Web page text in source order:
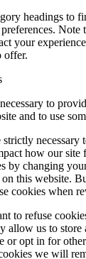
headings to
Note
your
offer.
to
and to use
strictly necessary
how our site
by changing
this website.
cookies when
to refuse
allow us to store
or opt in for
we will